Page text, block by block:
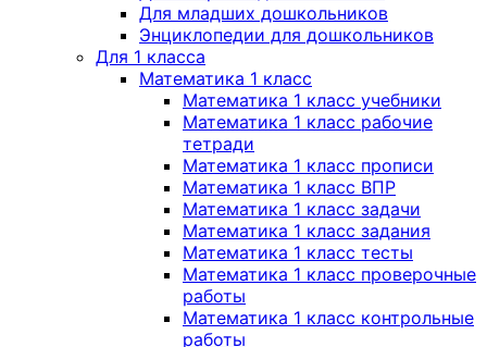
Для младших дошкольников
Энциклопедии для дошкольников
Для 1 класса
Математика 1 класс
Математика 1 класс учебники
Математика 1 класс рабочие
тетради
Математика 1 класс прописи
Математика 1 класс ВПР
Математика 1 класс задачи
Математика 1 класс задания
Математика 1 класс тесты
Математика 1 класс проверочные
работы
Математика 1 класс контрольные
работы